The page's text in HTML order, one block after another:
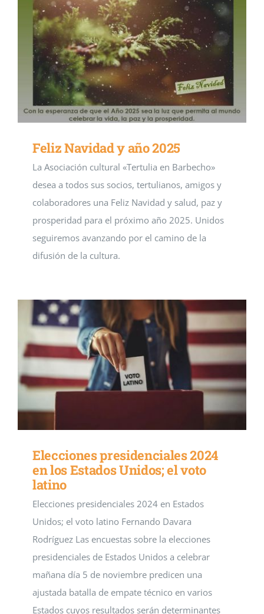
Feliz Navidad y año 2025
La Asociación cultural «Tertulia en Barbecho»
desea a todos sus socios, tertulianos, amigos y
colaboradores una Feliz Navidad y salud, paz y
prosperidad para el próximo año 2025. Unidos
seguiremos avanzando por el camino de la
difusión de la cultura.
Elecciones presidenciales 2024
en los Estados Unidos; el voto
latino
Elecciones presidenciales 2024 en Estados
Unidos; el voto latino Fernando Davara
Rodríguez Las encuestas sobre la elecciones
presidenciales de Estados Unidos a celebrar
mañana día 5 de noviembre predicen una
ajustada batalla de empate técnico en varios
Estados cuyos resultados serán determinantes